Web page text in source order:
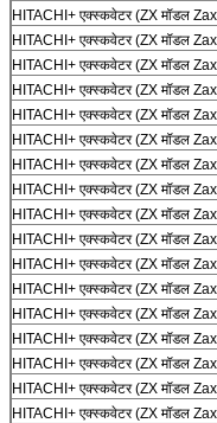
HITACHI+ एक्स्कवेटर (ZX मॉडल
HITACHI+ एक्स्कवेटर (ZX मॉडल
HITACHI+ एक्स्कवेटर (ZX मॉडल
HITACHI+ एक्स्कवेटर (ZX मॉडल
HITACHI+ एक्स्कवेटर (ZX मॉडल
HITACHI+ एक्स्कवेटर (ZX मॉडल
HITACHI+ एक्स्कवेटर (ZX मॉडल
HITACHI+ एक्स्कवेटर (ZX मॉडल
HITACHI+ एक्स्कवेटर (ZX मॉडल
HITACHI+ एक्स्कवेटर (ZX मॉडल
HITACHI+ एक्स्कवेटर (ZX मॉडल
HITACHI+ एक्स्कवेटर (ZX मॉडल
HITACHI+ एक्स्कवेटर (ZX मॉडल
HITACHI+ एक्स्कवेटर (ZX मॉडल
HITACHI+ एक्स्कवेटर (ZX मॉडल
HITACHI+ एक्स्कवेटर (ZX मॉडल
HITACHI+ एक्स्कवेटर (ZX मॉडल